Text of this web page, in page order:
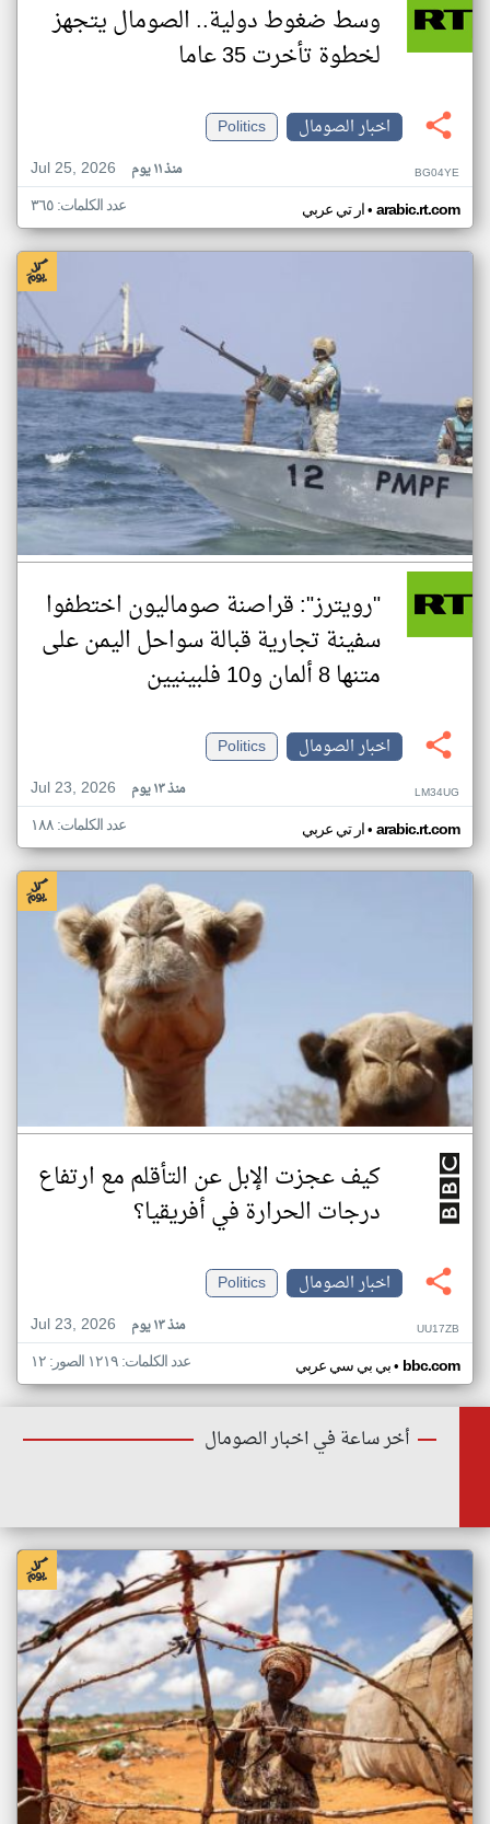
وسط ضغوط دولية.. الصومال يتجهز
لخطوة تأخرت 35 عاما
اخبار الصومال
Politics
Jul 25, 2026
منذ ١١ يوم BG04YE
ار تي عربي• arabic.rt.com عدد الكلمات: ٣٦٥
"رويترز": قراصنة صوماليون اختطفوا
سفينة تجارية قبالة سواحل اليمن على
متنها 8 ألمان و10 فلبينيين
اخبار الصومال
Politics
Jul 23, 2026
منذ ١٣ يوم LM34UG
ار تي عربي• arabic.rt.com عدد الكلمات: ١٨٨
كيف عجزت الإبل عن التأقلم مع ارتفاع
درجات الحرارة في أفريقيا؟
اخبار الصومال
Politics
Jul 23, 2026
منذ ١٣ يوم UU17ZB
بي بي سي عربي• bbc.com عدد الكلمات: ١٢١٩ الصور: ١٢
أخر ساعة في اخبار الصومال